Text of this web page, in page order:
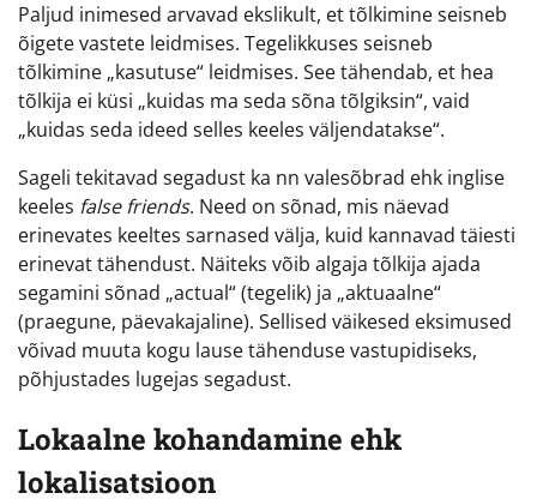
Paljud inimesed arvavad ekslikult, et tõlkimine seisneb
õigete vastete leidmises. Tegelikkuses seisneb
tõlkimine „kasutuse“ leidmises. See tähendab, et hea
tõlkija ei küsi „kuidas ma seda sõna tõlgiksin“, vaid
„kuidas seda ideed selles keeles väljendatakse“.
Sageli tekitavad segadust ka nn valesõbrad ehk inglise
keeles false friends. Need on sõnad, mis näevad
erinevates keeltes sarnased välja, kuid kannavad täiesti
erinevat tähendust. Näiteks võib algaja tõlkija ajada
segamini sõnad „actual“ (tegelik) ja „aktuaalne“
(praegune, päevakajaline). Sellised väikesed eksimused
võivad muuta kogu lause tähenduse vastupidiseks,
põhjustades lugejas segadust.
Lokaalne kohandamine ehk
lokalisatsioon